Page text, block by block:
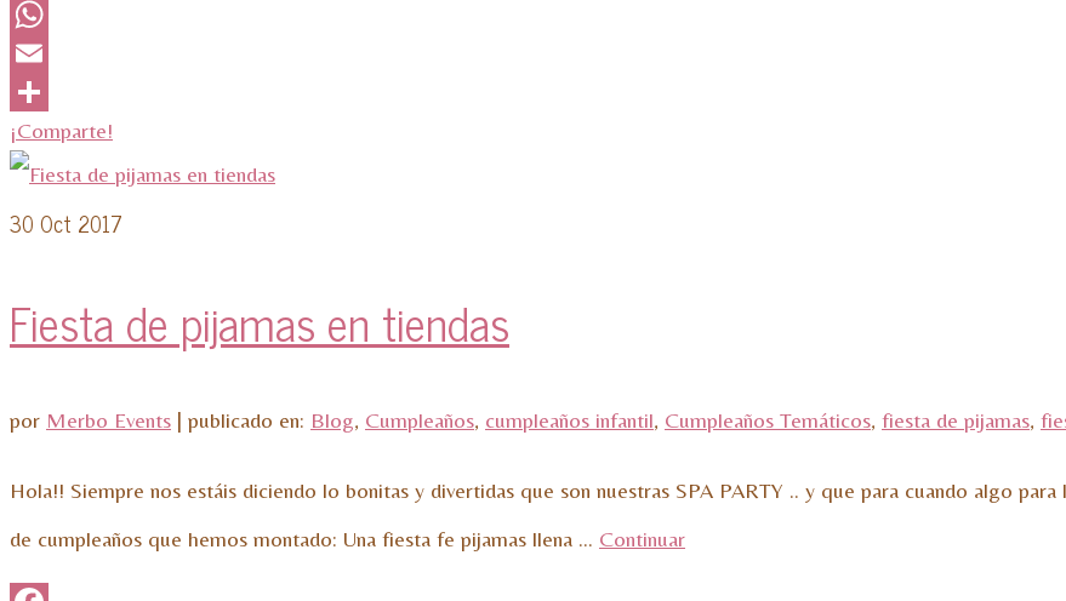
Twitter
WhatsApp
Email
¡Comparte!
30 Oct 2017
Fiesta de pijamas en tiendas
por Merbo Events | publicado en: Blog, Cumpleaños, cumpleaños infantil, Cumpleaños Temáticos, fiesta de pijamas,
Hola!! Siempre nos estáis diciendo lo bonitas y divertidas que son nuestras SPA PARTY .. y que para cuando algo
de cumpleaños que hemos montado: Una fiesta fe pijamas llena … Continuar